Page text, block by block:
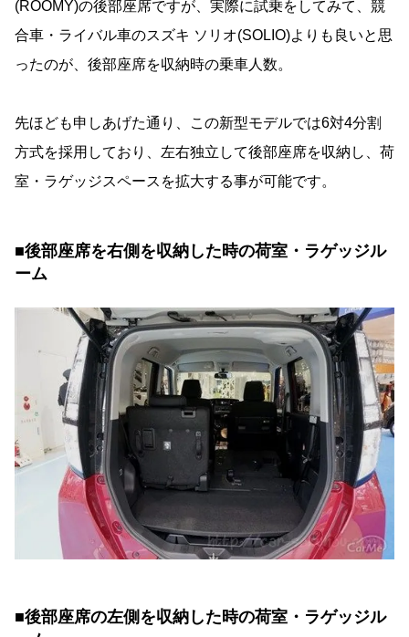
(ROOMY)の後部座席ですが、実際に試乗をしてみて、競
合車・ライバル車のスズキ ソリオ(SOLIO)よりも良いと思
ったのが、後部座席を収納時の乗車人数。
先ほども申しあげた通り、この新型モデルでは6対4分割
方式を採用しており、左右独立して後部座席を収納し、荷
室・ラゲッジスペースを拡大する事が可能です。
■後部座席を右側を収納した時の荷室・ラゲッジル
ーム
■後部座席の左側を収納した時の荷室・ラゲッジル